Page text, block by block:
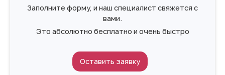
Заполните форму, и наш специалист свяжется с
вами.
Это абсолютно бесплатно и очень быстро
Оставить заявку